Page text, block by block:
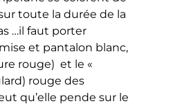
toute la durée de la
…il faut porter
et pantalon blanc,
rouge) et le «
rouge des
qu’elle pende sur le